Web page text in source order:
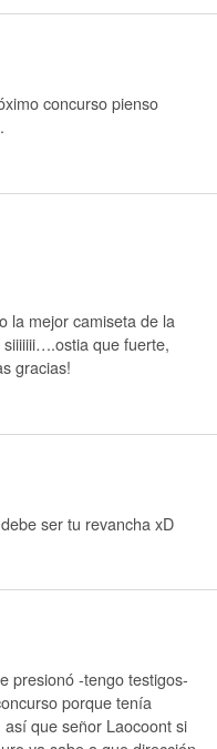
concurso pienso
la mejor camiseta de la
siiiiiii….ostia que fuerte,
gracias!
ser tu revancha xD
presionó -tengo testigos-
porque tenía
que señor Laocoont si